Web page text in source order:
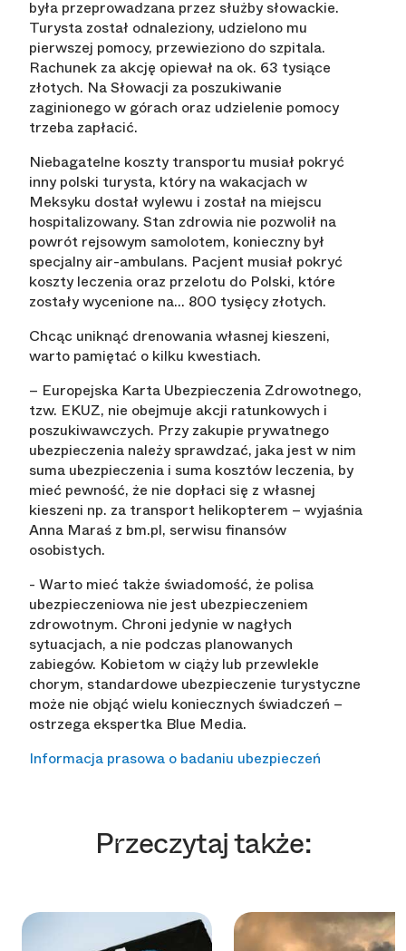
była przeprowadzana przez służby słowackie.
Turysta został odnaleziony, udzielono mu
pierwszej pomocy, przewieziono do szpitala.
Rachunek za akcję opiewał na ok. 63 tysiące
złotych. Na Słowacji za poszukiwanie
zaginionego w górach oraz udzielenie pomocy
trzeba zapłacić.
Niebagatelne koszty transportu musiał pokryć
inny polski turysta, który na wakacjach w
Meksyku dostał wylewu i został na miejscu
hospitalizowany. Stan zdrowia nie pozwolił na
powrót rejsowym samolotem, konieczny był
specjalny air-ambulans. Pacjent musiał pokryć
koszty leczenia oraz przelotu do Polski, które
zostały wycenione na… 800 tysięcy złotych.
Chcąc uniknąć drenowania własnej kieszeni,
warto pamiętać o kilku kwestiach.
– Europejska Karta Ubezpieczenia Zdrowotnego,
tzw. EKUZ, nie obejmuje akcji ratunkowych i
poszukiwawczych. Przy zakupie prywatnego
ubezpieczenia należy sprawdzać, jaka jest w nim
suma ubezpieczenia i suma kosztów leczenia, by
mieć pewność, że nie dopłaci się z własnej
kieszeni np. za transport helikopterem – wyjaśnia
Anna Maraś z bm.pl, serwisu finansów
osobistych.
- Warto mieć także świadomość, że polisa
ubezpieczeniowa nie jest ubezpieczeniem
zdrowotnym. Chroni jedynie w nagłych
sytuacjach, a nie podczas planowanych
zabiegów. Kobietom w ciąży lub przewlekle
chorym, standardowe ubezpieczenie turystyczne
może nie objąć wielu koniecznych świadczeń –
ostrzega ekspertka Blue Media.
Informacja prasowa o badaniu ubezpieczeń
Przeczytaj także: